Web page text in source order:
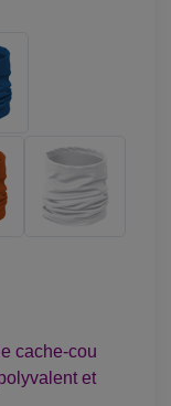
cache-cou
et